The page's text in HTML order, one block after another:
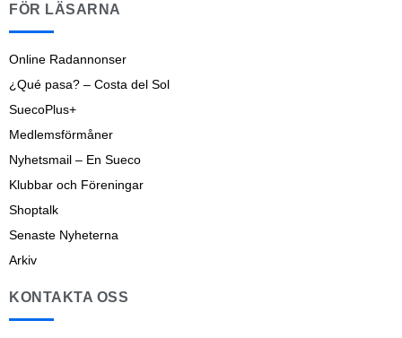
FÖR LÄSARNA
Online Radannonser
¿Qué pasa? – Costa del Sol
SuecoPlus+
Medlemsförmåner
Nyhetsmail – En Sueco
Klubbar och Föreningar
Shoptalk
Senaste Nyheterna
Arkiv
KONTAKTA OSS